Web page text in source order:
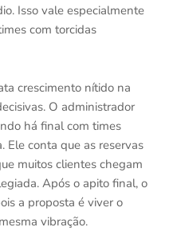
Isso vale especialmente
com torcidas
crescimento nítido na
O administrador
há final com times
Ele conta que as reservas
muitos clientes chegam
Após o apito final, o
a proposta é viver o
vibração.